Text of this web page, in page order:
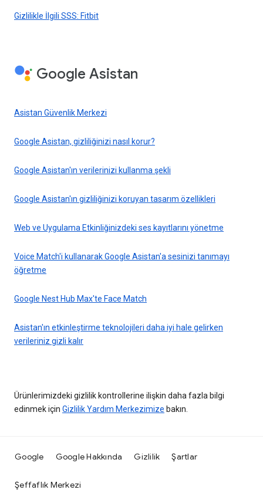
Gizlilikle İlgili SSS: Fitbit
Google Asistan
Asistan Güvenlik Merkezi
Google Asistan, gizliliğinizi nasıl korur?
Google Asistan'ın verilerinizi kullanma şekli
Google Asistan'ın gizliliğinizi koruyan tasarım özellikleri
Web ve Uygulama Etkinliğinizdeki ses kayıtlarını yönetme
Voice Match'i kullanarak Google Asistan'a sesinizi tanımayı
öğretme
Google Nest Hub Max'te Face Match
Asistan'ın etkinleştirme teknolojileri daha iyi hale gelirken
verileriniz gizli kalır
Ürünlerimizdeki gizlilik kontrollerine ilişkin daha fazla bilgi
edinmek için Gizlilik Yardım Merkezimize bakın.
Google Google Hakkında Gizlilik Şartlar
Şeffaflık Merkezi